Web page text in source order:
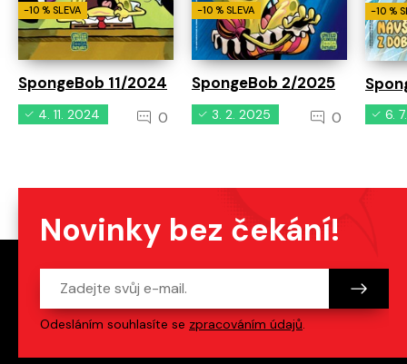
-10 % SLEVA
SpongeBob 11/2024
4. 11. 2024 0
-10 % SLEVA
SpongeBob 2/2025
3. 2. 2025 0
-10 %
6.
Novinky bez čekání!
Odesláním souhlasíte se zpracováním údajů.